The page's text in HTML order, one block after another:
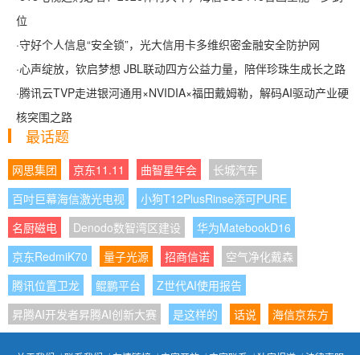
位
·守好个人信息“安全锁”，光大信用卡多维织密金融安全防护网
·心声绽放，钦启梦想 JBL联动四方公益力量，陪伴珍珠生成长之路
·腾讯云TVP走进银河通用×NVIDIA×福田戴姆勒，解码AI驱动产业硬
核突围之路
最话题
网思集团 京东11.11 曲智星年会
长城汽车
百吋巨幕海信激光电视
小狗T12PlusRinse添可PURE
名厨磁电
Denodo数智湾区建设
华为MatebookD16
京东RedmiK70
量子光源 招商信诺
空气净化戴森
腾讯位置卫龙
鲲鹏平台
Z世代AI使用报告
昇腾AI开发者昇腾AI创新大赛
是这样的 话说 海信京东方